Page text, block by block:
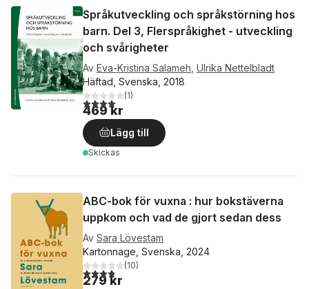
Språkutveckling och språkstörning hos
barn. Del 3, Flerspråkighet - utveckling
och svårigheter
Av Eva-Kristina Salameh Ulrika Nettelbladt
Häftad, Svenska, 2018
4,0utav 5 stjärnor. Totalt antal röster:
(1)
469 kr
Lägg till
Skickas
ABC-bok för vuxna : hur bokstäverna
uppkom och vad de gjort sedan dess
Av Sara Lövestam
Kartonnage, Svenska, 2024
3,8utav 5 stjärnor. Totalt antal röster:
(10)
279 kr